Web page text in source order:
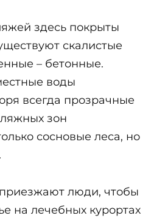
здесь покрыты
скалистые
– бетонные.
воды
всегда прозрачные
зон
сосновые леса, но
люди, чтобы
на лечебных курортах